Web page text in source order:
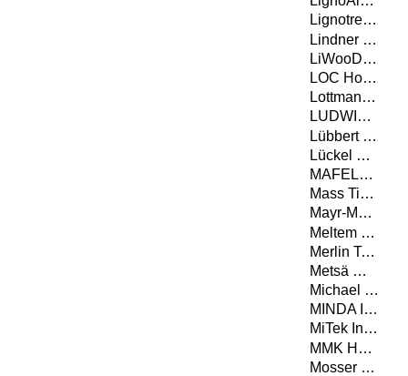
Lignotrend Produktions GmbH
Lindner Gipsfaser- und Trockenbauprodukte GmbH
LiWooD Management AG
LOC Holz GmbH
Lottmann Fensterbänke GmbH
LUDWIG SYSTEM GMBH & CO KG
Lübbert Warenhandel GmbH
Lückel & Partner
MAFELL AG
Mass Timber Solutions GmbH
Mayr-Melnhof Holz Holding AG
Meltem GmbH
Merlin Technology GmbH
Metsä Wood
Michael Weinig Aktiengesellschaft
MINDA Industrieanlagen GmbH
MiTek Industries GmbH
MMK Holz Beton-Fertigteile GmbH
Mosser Leimholz Gesellschaft m. b. H.